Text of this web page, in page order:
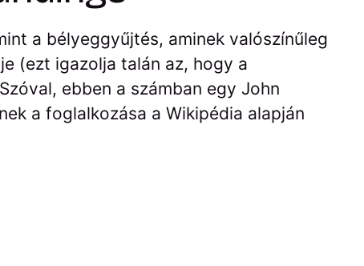
a bélyeggyűjtés, aminek valószínűleg
(ezt igazolja talán az, hogy a
ebben a számban egy John
a foglalkozása a Wikipédia alapján